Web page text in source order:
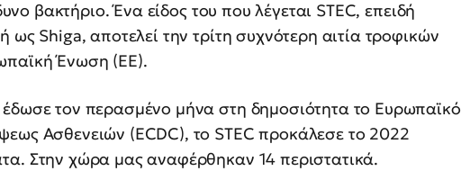
βακτήριο. Ένα είδος του που λέγεται STEC, επειδή
ως Shiga, αποτελεί την τρίτη συχνότερη αιτία τροφικών
Ένωση (ΕΕ).
τον περασμένο μήνα στη δημοσιότητα το Ευρωπαϊκό
Ασθενειών (ECDC), το STEC προκάλεσε το 2022
Στην χώρα μας αναφέρθηκαν 14 περιστατικά.